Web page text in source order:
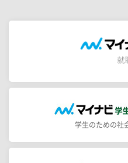
学生のための社